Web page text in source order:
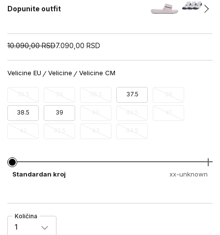
Dopunite outfit
10.090,00 RSD7.090,00 RSD
Velicine EU Velicine Velicine CM
37.5
38.5 39
Standardan kroj xx-unknown
Količina
1